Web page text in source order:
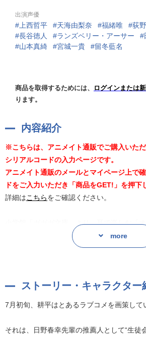
出演声優
上西哲平 天海由梨奈 福緒唯 荻
長谷徳人
ランズベリー・アーサー
山本真綺
宮城一貴 留冬藍名
商品を取得するためには、 ログインまたは
ります。
内容紹介
※こちらは、アニメイト通販でご購入いた
シリアルコードの入力ページです。
アニメイト通販のメールとマイページ上で
ドをご入力いただき「商品をGET!」を押下
詳細はこちらをご確認ください。
小学館「ガガガ文庫」より、耳で楽しむ「
特典として、朗読を担当する上西哲平さん
7月初旬、耕平はとあるラブコメを画策して
それは、日野春幸先輩の推薦人として“生徒
more
ストーリー・キャラクター
7月初旬、耕平はとあるラブコメを画策して
それは、日野春幸先輩の推薦人として“生徒